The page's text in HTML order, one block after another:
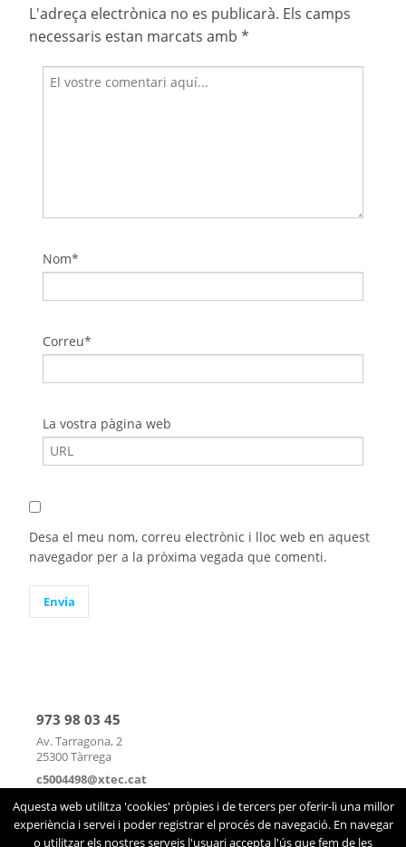
L'adreça electrònica no es publicarà. Els camps
necessaris estan marcats amb *
Nom*
Correu*
La vostra pàgina web
Desa el meu nom, correu electrònic i lloc web en aquest
navegador per a la pròxima vegada que comenti.
973 98 03 45
Av. Tarragona, 2
25300 Tàrrega
c5004498@xtec.cat
mapa
| contacte
Aquesta web utilitza 'cookies' pròpies i de tercers per oferir-li una millor
experiència i servei i poder registrar el procés de navegació. En navegar
o utilitzar els nostres serveis l'usuari accepta l'ús que fem de les